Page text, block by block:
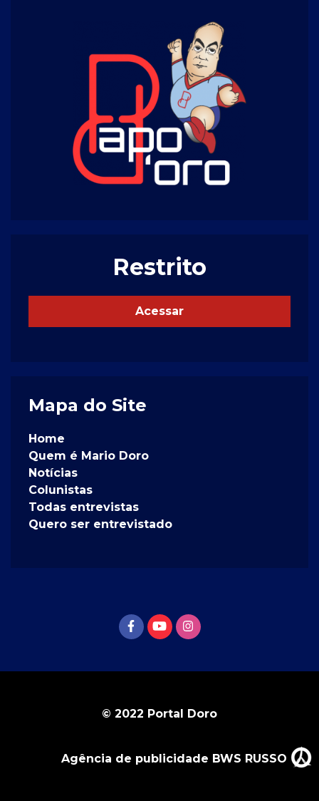
Restrito
Acessar
Mapa do Site
Home
Quem é Mario Doro
Notícias
Colunistas
Todas entrevistas
Quero ser entrevistado
© 2022 Portal Doro
Agência de publicidade BWS RUSSO